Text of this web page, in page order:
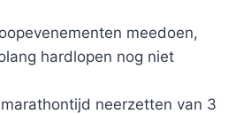
meedoen,
hardlopen nog niet
neerzetten van 3